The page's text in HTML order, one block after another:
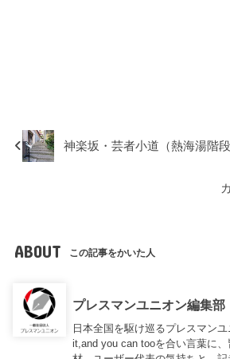
神楽坂・芸者小道（熱海湯階段
ABOUT この記事をかいた人
プレスマンユニオン編集部
日本全国を駆け巡るプレスマン
it,and you can tooを合い言葉に